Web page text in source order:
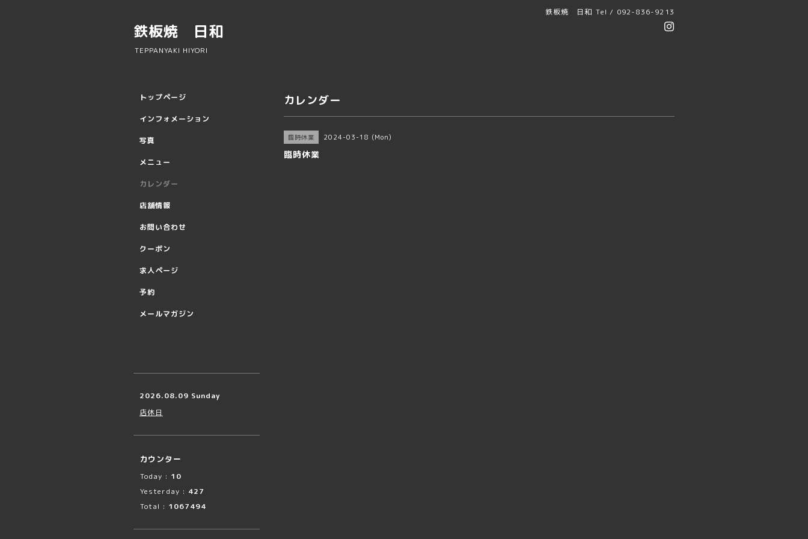
鉄板焼 日和 Tel / 092-836-9213
鉄板焼 日和
TEPPANYAKI HIYORI
カレンダー
臨時休業 2024-03-18 (Mon)
臨時休業
トップページ
インフォメーション
写真
メニュー
カレンダー
店舗情報
お問い合わせ
クーポン
求人ページ
予約
メールマガジン
2026.08.09 Sunday
店休日
カウンター
Today : 10
Yesterday : 427
Total : 1067494